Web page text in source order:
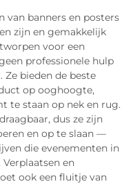
van banners en posters
zijn en gemakkelijk
voor een
professionele hulp
bieden de beste
op ooghoogte,
te staan op nek en rug.
dus ze zijn
en op te slaan —
die evenementen in
en
ook een fluitje van